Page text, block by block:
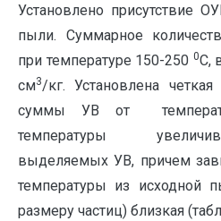
Установлено присутствие
пыли. Суммарное
при температуре 150-250 0С,
см3/кг. Установлена
суммы УВ от
температуры
выделяемых УВ, причем
температуры из исходной
размеру частиц) близкая